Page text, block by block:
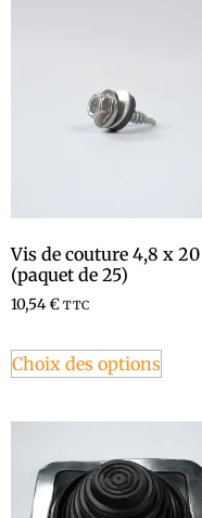
Vis de couture 4,8 x 20
(paquet de 25)
10,54€ TTC
Choix des options